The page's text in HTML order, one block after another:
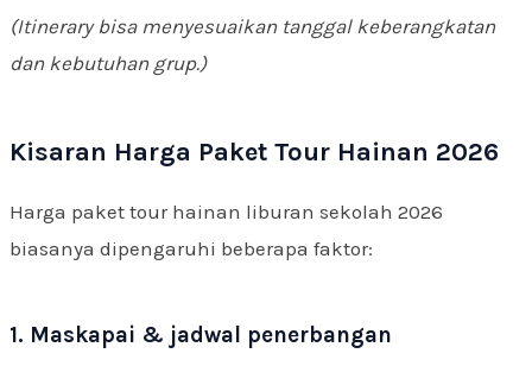
(Itinerary bisa menyesuaikan tanggal keberangkatan
dan kebutuhan grup.)
Kisaran Harga Paket Tour Hainan 2026
Harga paket tour hainan liburan sekolah 2026
biasanya dipengaruhi beberapa faktor:
1. Maskapai & jadwal penerbangan